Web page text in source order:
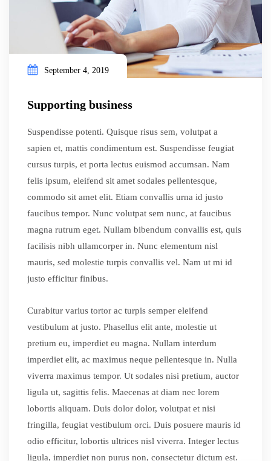
September 4, 2019
Supporting business
Suspendisse potenti. Quisque risus sem, volutpat a
sapien et, mattis condimentum est. Suspendisse feugiat
cursus turpis, et porta lectus euismod accumsan. Nam
felis ipsum, eleifend sit amet sodales pellentesque,
commodo sit amet elit. Etiam convallis urna id justo
faucibus tempor. Nunc volutpat sem nunc, at faucibus
magna rutrum eget. Nullam bibendum convallis est, quis
facilisis nibh ullamcorper in. Nunc elementum nisl
mauris, sed molestie turpis convallis vel. Nam ut mi id
justo efficitur finibus.
Curabitur varius tortor ac turpis semper eleifend
vestibulum at justo. Phasellus elit ante, molestie ut
pretium eu, imperdiet eu magna. Nullam interdum
imperdiet elit, ac maximus neque pellentesque in. Nulla
viverra maximus tempor. Ut sodales nisi pretium, auctor
ligula ut, sagittis felis. Maecenas at diam nec lorem
lobortis aliquam. Duis dolor dolor, volutpat et nisi
fringilla, feugiat vestibulum orci. Duis posuere mauris id
odio efficitur, lobortis ultrices nisl viverra. Integer lectus
ligula, imperdiet non purus non, consectetur dictum est.